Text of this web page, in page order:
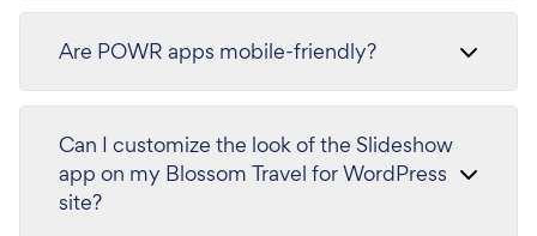
Are POWR apps mobile-friendly?
Can I customize the look of the Slideshow
app on my Blossom Travel for WordPress
site?